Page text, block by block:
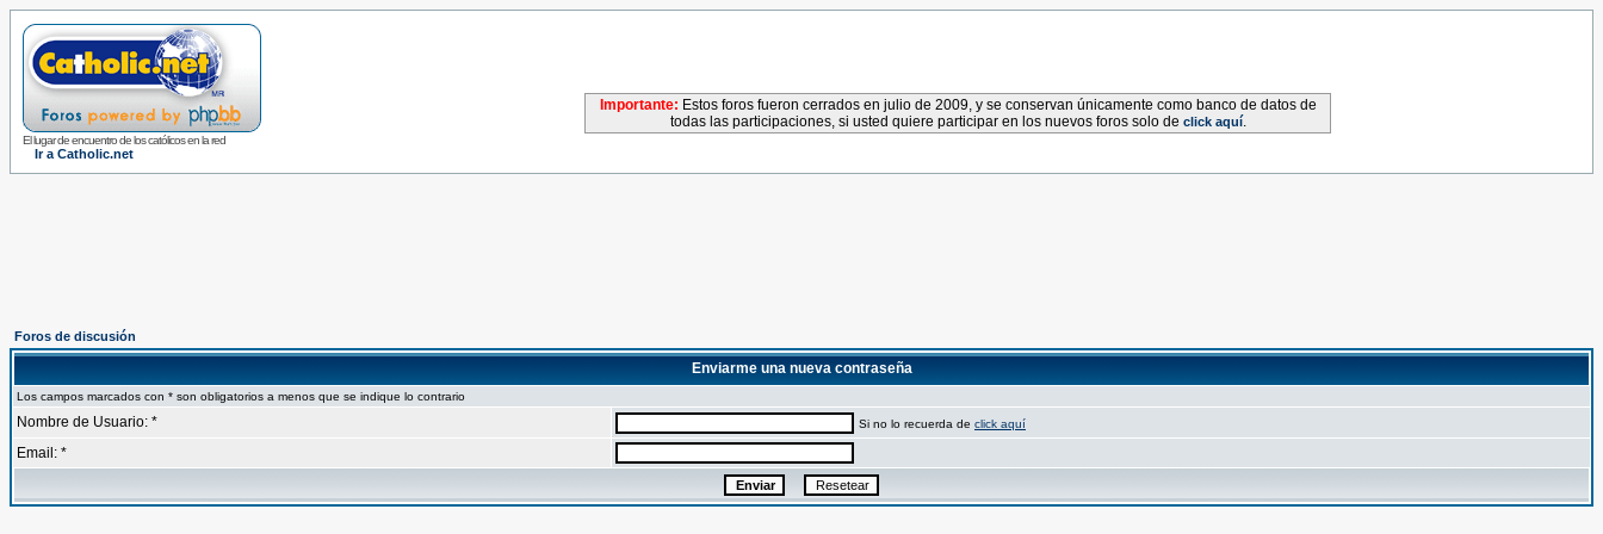
El lugar de encuentro de los católicos en la red
Ir a Catholic.net
Importante: Estos foros fueron cerrados en julio de 2009, y se conservan únicamente como banco de datos de
todas las participaciones, si usted quiere participar en los nuevos foros solo de click aquí.
Foros de discusión
Enviarme una nueva contraseña
Los campos marcados con * son obligatorios a menos que se indique lo contrario
Nombre de Usuario: * Si no lo recuerda de click aquí
Email: *